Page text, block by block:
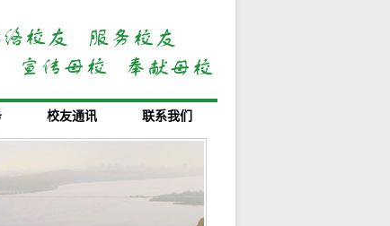
校友通讯 联系我们